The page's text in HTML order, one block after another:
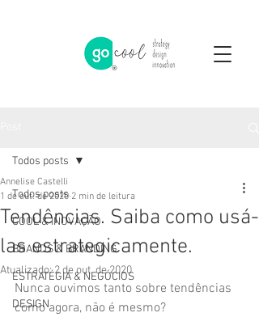
Todos posts
COOL & INOVAÇÃO
BRANDS & BRANDING
ESTRATÉGIA & NEGÓCIOS
DESIGN
Todos posts
Tendências. Saiba como usá-
las estrategicamente.
Annelise Castelli
1 de out. de 2020 2 min de leitura
Atualizado:2 de out. de 2020
Nunca ouvimos tanto sobre tendências
como agora, não é mesmo?